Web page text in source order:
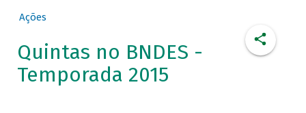
Ações
Quintas no BNDES -
Temporada 2015